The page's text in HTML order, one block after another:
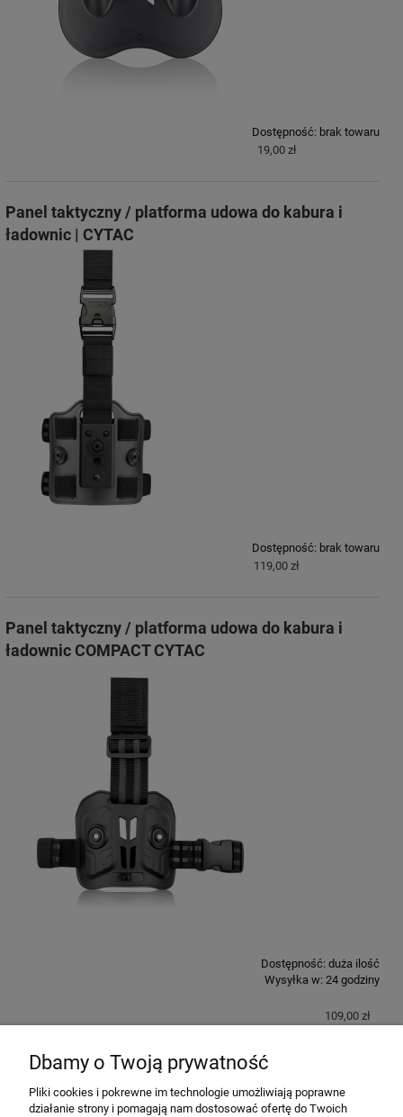
Dostępność: brak towaru
19,00 zł
Panel taktyczny / platforma udowa do kabura i
ładownic | CYTAC
Dostępność: brak towaru
119,00 zł
Panel taktyczny / platforma udowa do kabura i
ładownic COMPACT CYTAC
Dostępność: duża ilość
Wysyłka w: 24 godziny
109,00 zł
Dbamy o Twoją prywatność
Pliki cookies i pokrewne im technologie umożliwiają poprawne
działanie strony i pomagają nam dostosować ofertę do Twoich